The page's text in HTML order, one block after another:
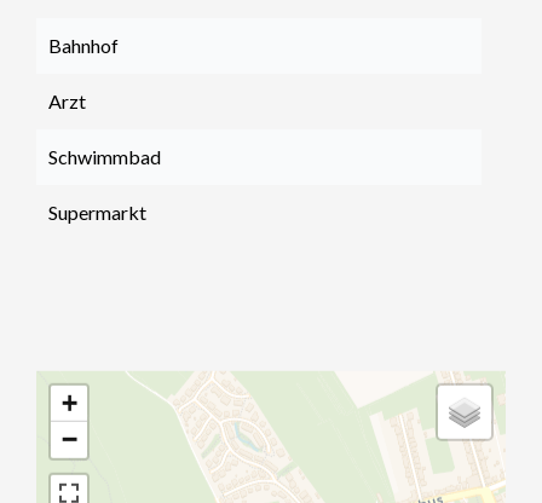
Bahnhof
Arzt
Schwimmbad
Supermarkt
+
−